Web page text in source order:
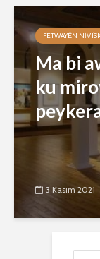
FETWAYÊN
Ma bi
ku
3 Kasım 2021